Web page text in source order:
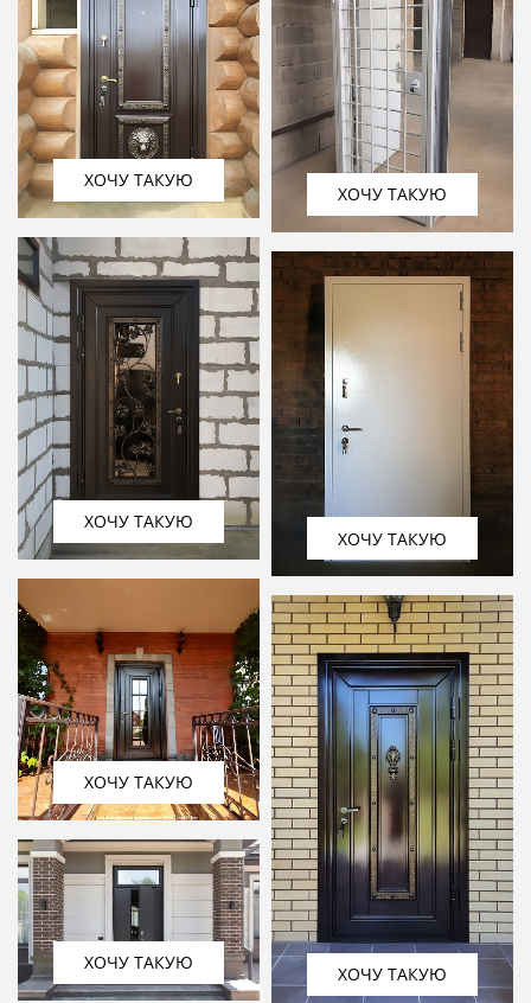
ХОЧУ ТАКУЮ
ХОЧУ ТАКУЮ
ХОЧУ ТАКУЮ
ХОЧУ ТАКУЮ
ХОЧУ ТАКУЮ
ХОЧУ ТАКУЮ
ХОЧУ ТАКУЮ